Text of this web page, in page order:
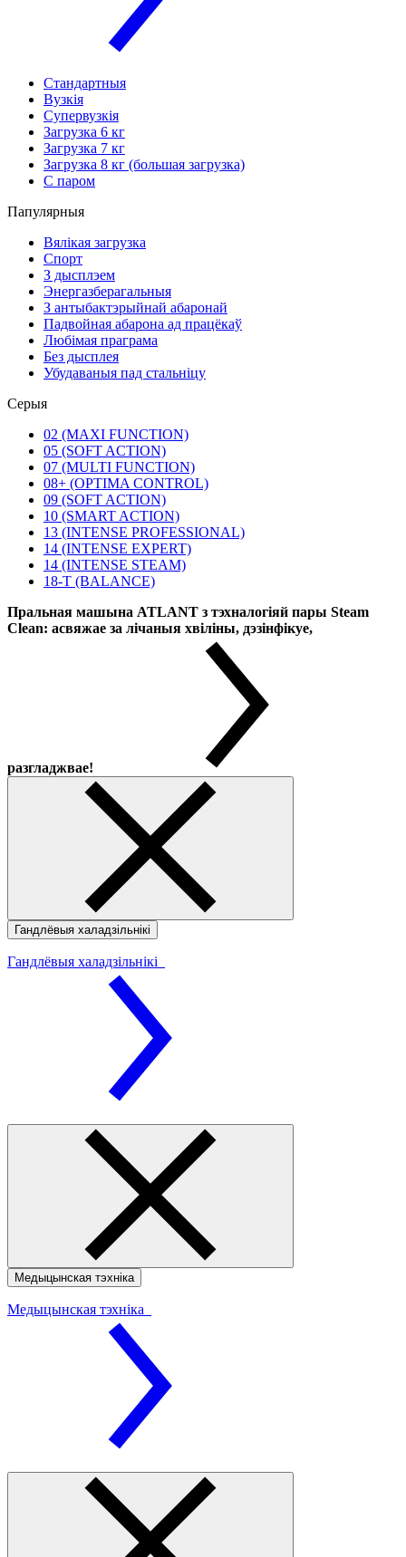
Стандартныя
Вузкія
Супервузкія
Загрузка 6 кг
Загрузка 7 кг
Загрузка 8 кг (большая загрузка)
С паром
Папулярныя
Вялікая загрузка
Спорт
З дысплэем
Энергазберагальныя
З антыбактэрыйнай абаронай
Падвойная абарона ад працёкаў
Любімая праграма
Без дысплея
Убудаваныя пад стальніцу
Серыя
02 (MAXI FUNCTION)
05 (SOFT ACTION)
07 (MULTI FUNCTION)
08+ (OPTIMA CONTROL)
09 (SOFT ACTION)
10 (SMART ACTION)
13 (INTENSE PROFESSIONAL)
14 (INTENSE EXPERT)
14 (INTENSE STEAM)
18-T (BALANCE)
Пральная машына ATLANT з тэхналогіяй пары Steam
Clean: асвяжае за лічаныя хвіліны, дэзінфікуе,
разгладжвае!
Гандлёвыя халадзільнікі
Гандлёвыя халадзільнікі
Медыцынская тэхніка
Медыцынская тэхніка